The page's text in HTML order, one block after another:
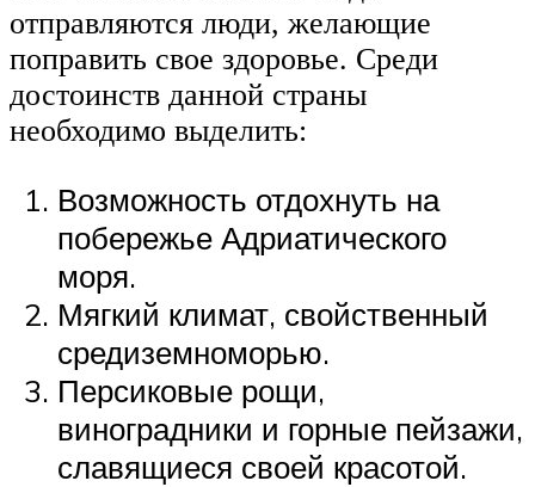
отправляются люди, желающие
поправить свое здоровье. Среди
достоинств данной страны
необходимо выделить:
Возможность отдохнуть на
побережье Адриатического
моря.
Мягкий климат, свойственный
средиземноморью.
Персиковые рощи,
виноградники и горные пейзажи,
славящиеся своей красотой.